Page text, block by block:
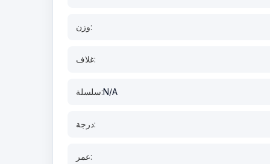
وزن:
غلاف:
سلسلة:N/A
درجة:
عمر: